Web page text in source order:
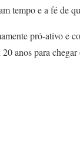
tempo e a fé de
pró-ativo e
anos para